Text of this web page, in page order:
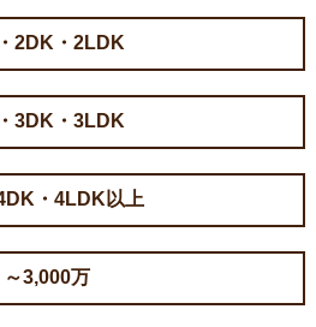
2DK・2LDK
3DK・3LDK
・4LDK以上
～3,000万